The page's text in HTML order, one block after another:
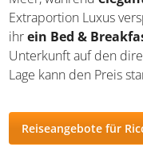
Hotels & Unterkünfte
An der gesamten
Urlauber als
Riccione schnell
Meer, während
Extraportion Luxus